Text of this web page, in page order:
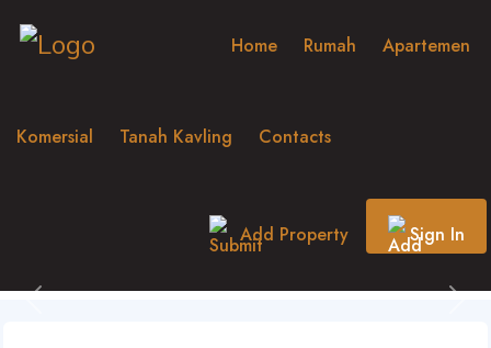
Home Rumah Apartemen
Komersial Tanah Kavling Contacts
Add Property Sign In